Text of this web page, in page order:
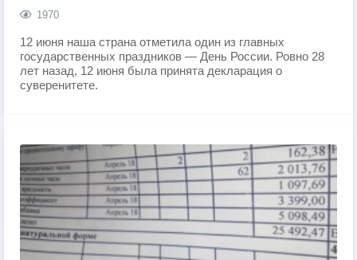
1970
12 июня наша страна отметила один из главных
государственных праздников — День России. Ровно 28
лет назад, 12 июня была принята декларация о
суверенитете.